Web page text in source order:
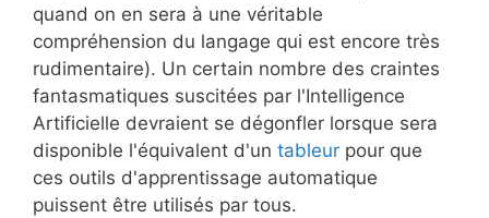
quand on en sera à une véritable
compréhension du langage qui est encore très
rudimentaire). Un certain nombre des craintes
fantasmatiques suscitées par l'Intelligence
Artificielle devraient se dégonfler lorsque sera
disponible l'équivalent d'un tableur pour que
ces outils d'apprentissage automatique
puissent être utilisés par tous.